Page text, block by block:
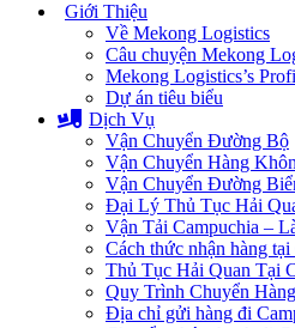
Giới Thiệu
Về Mekong Logistics
Câu chuyện Mekong
Mekong Logistics’s
Dự án tiêu biểu
Dịch Vụ
Vận Chuyển Đường Bộ
Vận Chuyển Hàng
Vận Chuyển Đường
Đại Lý Thủ Tục Hải
Vận Tải Campuchia –
Cách thức nhận hàng tại
Thủ Tục Hải Quan Tại
Quy Trình Chuyển
Địa chỉ gửi hàng đi